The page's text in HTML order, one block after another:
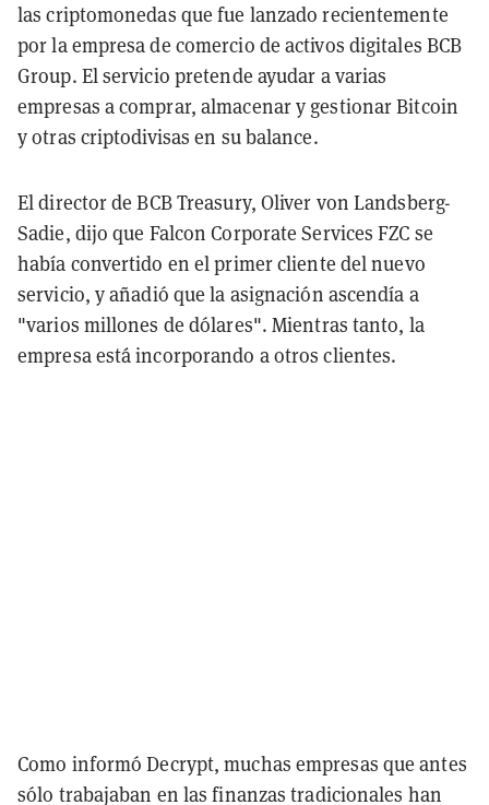
las criptomonedas que fue lanzado recientemente
por la empresa de comercio de activos digitales BCB
Group. El servicio pretende ayudar a varias
empresas a comprar, almacenar y gestionar Bitcoin
y otras criptodivisas en su balance.
El director de BCB Treasury, Oliver von Landsberg-
Sadie, dijo que Falcon Corporate Services FZC se
había convertido en el primer cliente del nuevo
servicio, y añadió que la asignación ascendía a
"varios millones de dólares". Mientras tanto, la
empresa está incorporando a otros clientes.
Como informó Decrypt, muchas empresas que antes
sólo trabajaban en las finanzas tradicionales han